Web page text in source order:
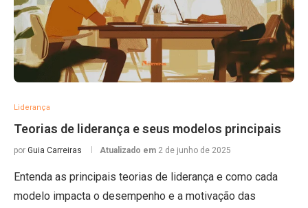
Liderança
Teorias de liderança e seus modelos principais
por Guia Carreiras Atualizado em 2 de junho de 2025
Entenda as principais teorias de liderança e como cada
modelo impacta o desempenho e a motivação das